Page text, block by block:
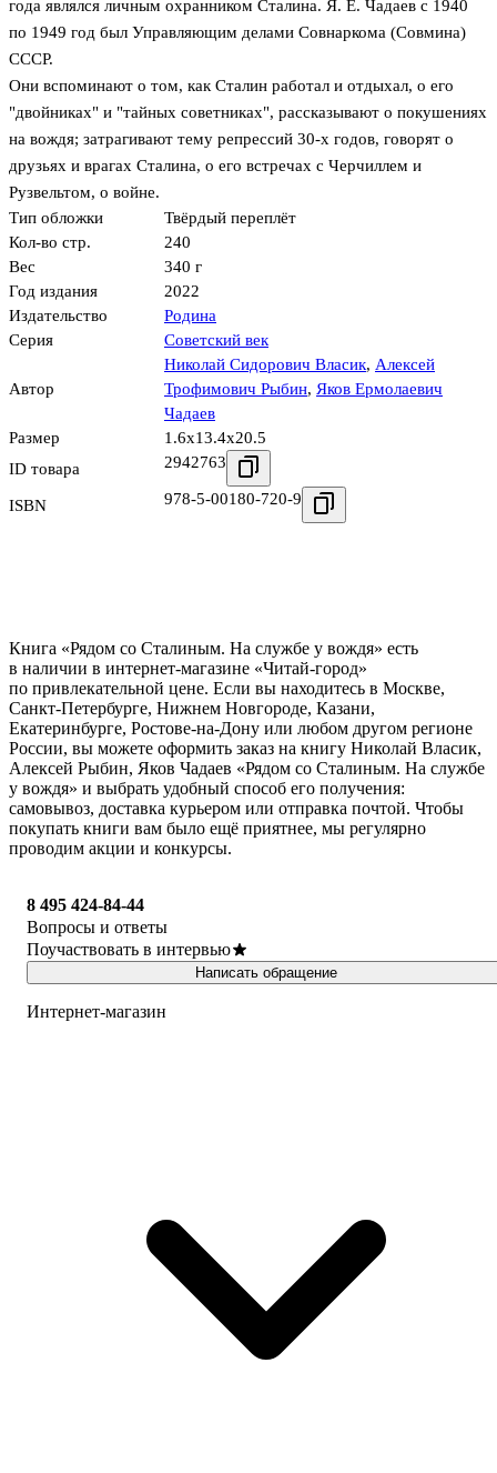
года являлся личным охранником Сталина. Я. Е. Чадаев с 1940
по 1949 год был Управляющим делами Совнаркома (Совмина)
СССР.
Они вспоминают о том, как Сталин работал и отдыхал, о его
"двойниках" и "тайных советниках", рассказывают о покушениях
на вождя; затрагивают тему репрессий 30-х годов, говорят о
друзьях и врагах Сталина, о его встречах с Черчиллем и
Рузвельтом, о войне.
Тип обложки
Твёрдый переплёт
Кол-во стр.
240
Вес
340 г
Год издания
2022
Издательство
Родина
Серия
Советский век
Автор
Николай Сидорович Власик, Алексей
Трофимович Рыбин, Яков Ермолаевич
Чадаев
Размер
1.6x13.4x20.5
ID товара
2942763
ISBN 978-5-00180-720-9
Книга «Рядом со Сталиным. На службе у вождя» есть
в наличии в интернет-магазине «Читай-город»
по привлекательной цене. Если вы находитесь в Москве,
Санкт-Петербурге, Нижнем Новгороде, Казани,
Екатеринбурге, Ростове-на-Дону или любом другом регионе
России, вы можете оформить заказ на книгу Николай Власик,
Алексей Рыбин, Яков Чадаев «Рядом со Сталиным. На службе
у вождя» и выбрать удобный способ его получения:
самовывоз, доставка курьером или отправка почтой. Чтобы
покупать книги вам было ещё приятнее, мы регулярно
проводим акции и конкурсы.
8 495 424-84-44
Вопросы и ответы
Поучаствовать в интервью
Написать обращение
Интернет-магазин